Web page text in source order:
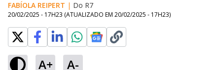
FABÍOLA REIPERT | Do R7
20/02/2025 - 17H23 (ATUALIZADO EM 20/02/2025 - 17H23)
A+ A-